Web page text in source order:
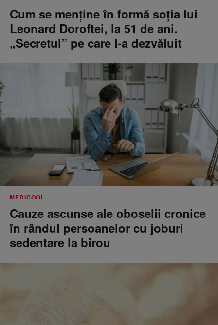
Cum se menţine în formă soţia lui
Leonard Doroftei, la 51 de ani.
„Secretul” pe care l-a dezvăluit
MEDICOOL
Cauze ascunse ale oboselii cronice
în rândul persoanelor cu joburi
sedentare la birou